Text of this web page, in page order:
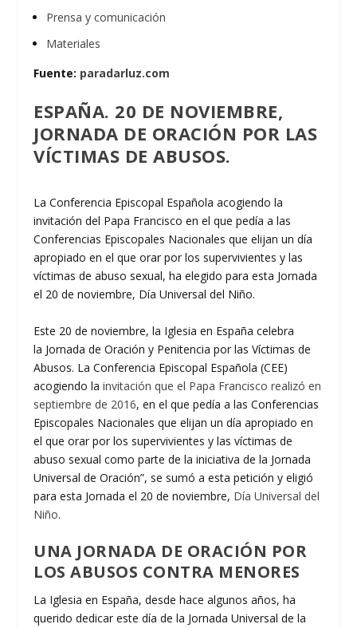
Prensa y comunicación
Materiales
Fuente: paradarluz.com
ESPAÑA. 20 DE NOVIEMBRE,
JORNADA DE ORACIÓN POR LAS
VÍCTIMAS DE ABUSOS.
La Conferencia Episcopal Española acogiendo la
invitación del Papa Francisco en el que pedía a las
Conferencias Episcopales Nacionales que elijan un día
apropiado en el que orar por los supervivientes y las
víctimas de abuso sexual, ha elegido para esta Jornada
el 20 de noviembre, Día Universal del Niño.
Este 20 de noviembre, la Iglesia en España celebra
la Jornada de Oración y Penitencia por las Víctimas de
Abusos. La Conferencia Episcopal Española (CEE)
acogiendo lainvitación que el Papa Francisco realizó en
septiembre de 2016, en el que pedía a las Conferencias
Episcopales Nacionales que elijan un día apropiado en
el que orar por los supervivientes y las víctimas de
abuso sexual como parte de la iniciativa de la Jornada
Universal de Oración”, se sumó a esta petición y eligió
para esta Jornada el 20 de noviembre, Día Universal del
Niño.
UNA JORNADA DE ORACIÓN POR
LOS ABUSOS CONTRA MENORES
La Iglesia en España, desde hace algunos años, ha
querido dedicar este día de la Jornada Universal de la